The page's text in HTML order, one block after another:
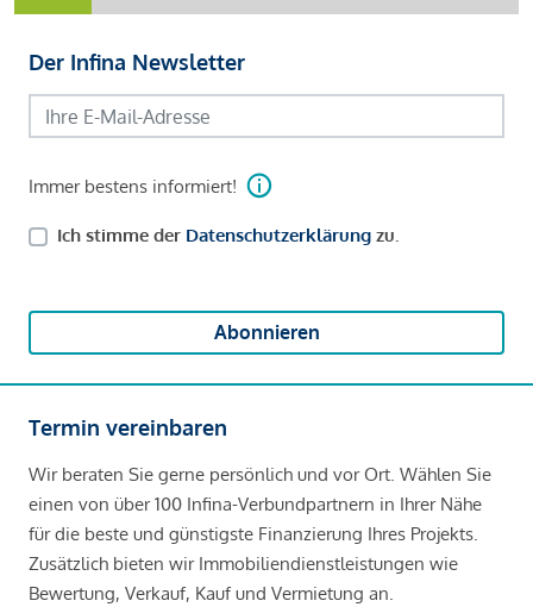
Der Infina Newsletter
Immer bestens informiert!
Ich stimme der Datenschutzerklärung zu.
Abonnieren
Termin vereinbaren
Wir beraten Sie gerne persönlich und vor Ort. Wählen Sie
einen von über 100 Infina-Verbundpartnern in Ihrer Nähe
für die beste und günstigste Finanzierung Ihres Projekts.
Zusätzlich bieten wir Immobiliendienstleistungen wie
Bewertung, Verkauf, Kauf und Vermietung an.